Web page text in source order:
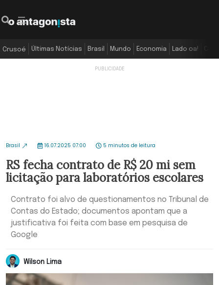
Crusoé Últimas Notícias Brasil Mundo Economia Lado oa!
Brasil 16.07.2025 07:00 5 minutos de leitura
RS fecha contrato de R$ 20 mi sem
licitação para laboratórios escolares
Contrato foi alvo de questionamentos no Tribunal de
Contas do Estado; documentos apontam que a
justificativa foi feita com base em pesquisa de
Google
Wilson Lima